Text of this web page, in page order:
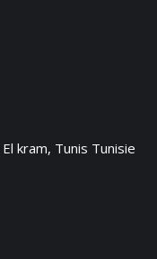
kram, Tunis Tunisie